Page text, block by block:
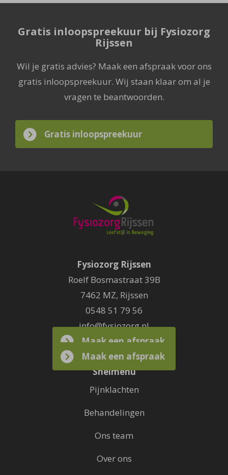
Gratis inloopspreekuur bij Fysiozorg
Rijssen
Wil je gratis advies? Maak een afspraak voor ons
gratis inloopspreekuur. Wij staan klaar om al je
vragen te beantwoorden.
Gratis inloopspreekuur
Fysiozorg Rijssen
Roelf Bosmastraat 39B
7462 MZ, Rijssen
0548 51 79 56
info@fysiozorg.nl
Maak een afspraak
Maak een afspraak
Snelmenu
Pijnklachten
Behandelingen
Ons team
Over ons